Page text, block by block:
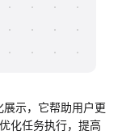
示，它帮助用户更
化任务执行，提高